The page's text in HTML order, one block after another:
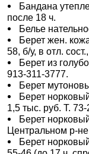
Бандана
после 18 ч.
Белье
Берет жен.
58, б/у, в отл.
Берет из
913-311-3777.
Берет
Берет
1,5 тыс. руб. Т.
Берет
Центральном р-
Берет